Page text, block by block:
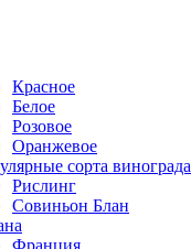
Красное
Белое
Розовое
Оранжевое
сорта винограда
Рислинг
Совиньон Блан
Франция